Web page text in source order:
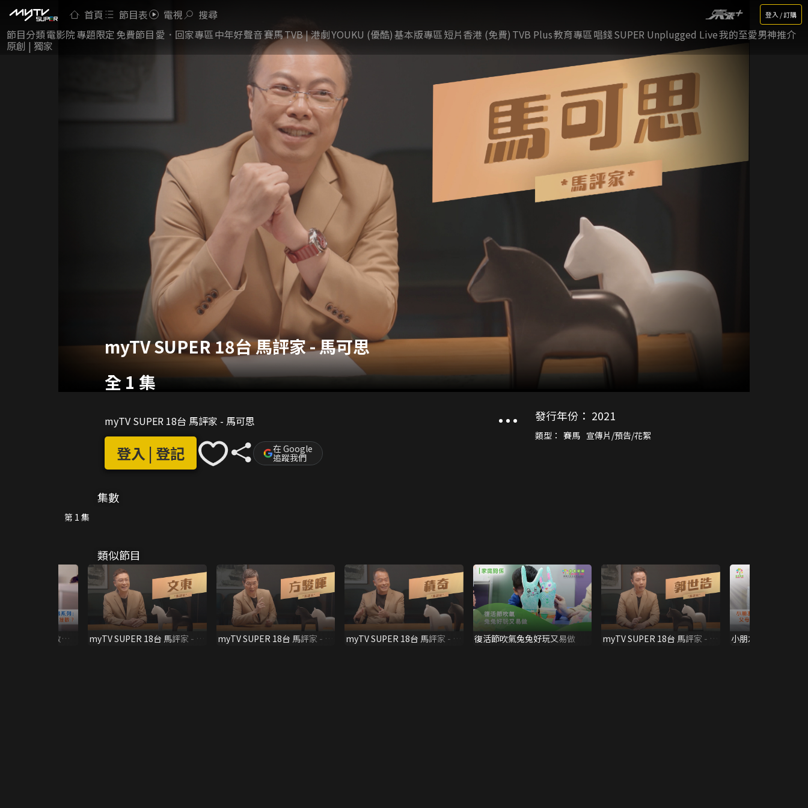
首頁 節目表 電視 搜尋 登入 / 訂購
節目分類電影院專題限定 免費節目 愛．回家專區中年好聲音賽馬TVB | 港劇YOUKU (優酷)基本版專區短片香港 (免費) TVB Plus教育專區唱錢SUPER Unplugged Live我的至愛男神推介
原創 | 獨家
myTV SUPER 18台 馬評家 - 馬可思
全 1 集
myTV SUPER 18台 馬評家 - 馬可思
登入 | 登記 在 Google
追蹤我們
發行年份： 2021
類型： 賽馬 宣傳片/預告/花絮
集數
第 1 集
類似節目
系列】如何教小
myTV SUPER 18台 馬評家 - 文
myTV SUPER 18台 馬評家 - 方
myTV SUPER 18台 馬評家 - 積
復活節吹氣兔兔好玩又易做
myTV SUPER 18台 馬評家 - 郭
小朋友經常尖叫父